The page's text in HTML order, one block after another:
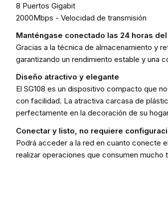
8 Puertos Gigabit
2000Mbps - Velocidad de transmisión
Manténgase conectado las 24 horas
Gracias a la técnica de almacenamiento y
garantizando un rendimiento estable y una
Diseño atractivo y elegante
El SG108 es un dispositivo compacto que
con facilidad. La atractiva carcasa de
perfectamente en la decoración de su
Conectar y listo, no requiere
Podrá acceder a la red en cuanto conecte
realizar operaciones que consumen mucho